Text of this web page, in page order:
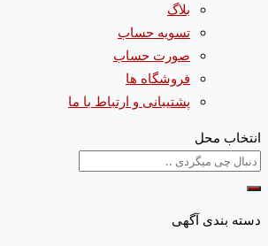
بلاگ
تسویه حساب
صورت حساب
فروشگاه ها
پشتیبانی و ارتباط با ما
انتخاب محل
دسته بندی آگهی